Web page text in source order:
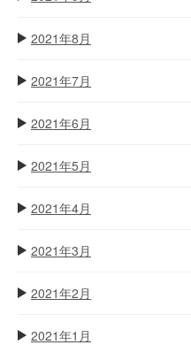
2021年8月
2021年7月
2021年6月
2021年5月
2021年4月
2021年3月
2021年2月
2021年1月